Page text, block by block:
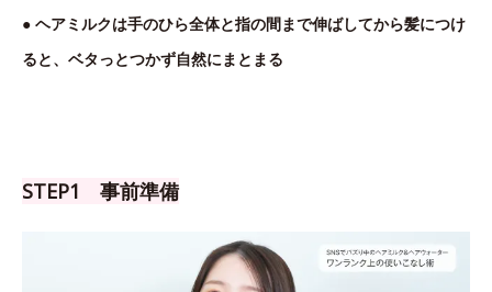
● ヘアミルクは手のひら全体と指の間まで伸ばしてから髪につけ
ると、ベタっとつかず自然にまとまる
STEP1 事前準備